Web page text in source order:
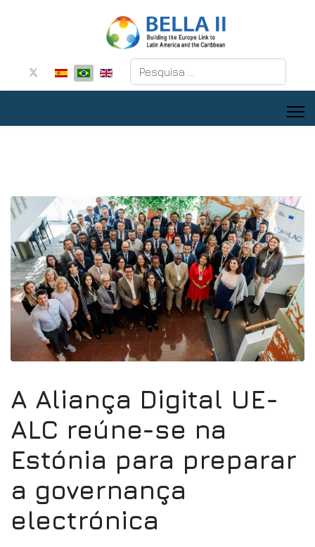
Pesquisar
A Aliança Digital UE-
ALC reúne-se na
Estónia para preparar
a governança
electrónica